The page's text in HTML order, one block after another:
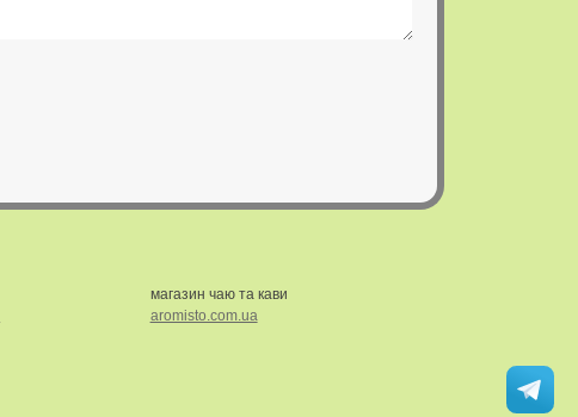
магазин чаю та кави
aromisto.com.ua